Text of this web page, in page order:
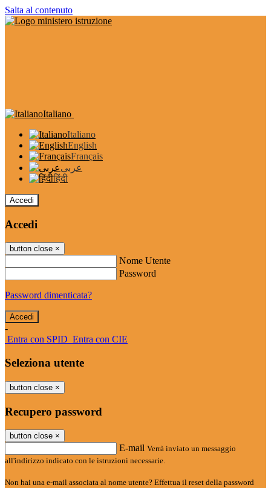
Salta al contenuto
Italiano
Italiano
English
Français
عربى
हिंदी
Accedi
Accedi
button close ×
Nome Utente
Password
Password dimenticata?
-
Entra con SPID Entra con CIE
Seleziona utente
button close ×
Recupero password
button close ×
E-mail Verrà inviato un messaggio
all'indirizzo indicato con le istruzioni necessarie.
Non hai una e-mail associata al nome utente? Effettua il reset della password